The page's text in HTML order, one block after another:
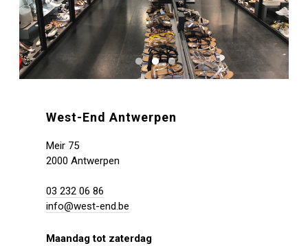
West-End Antwerpen
Meir 75
2000 Antwerpen
03 232 06 86
info@west-end.be
Maandag tot zaterdag